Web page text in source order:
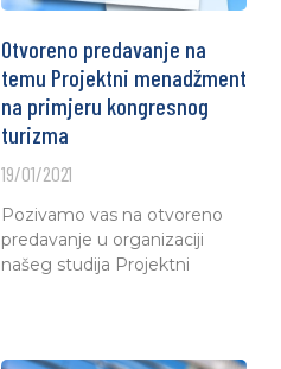
Otvoreno predavanje na
temu Projektni menadžment
na primjeru kongresnog
turizma
19/01/2021
Pozivamo vas na otvoreno
predavanje u organizaciji
našeg studija Projektni